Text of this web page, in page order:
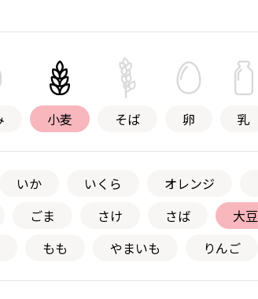
小麦 そば 卵 乳
いか いくら オレンジ
ごま さけ さば 大豆
もも やまいも りんご